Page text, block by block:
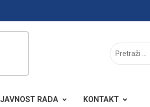
JAVNOST RADA KONTAKT